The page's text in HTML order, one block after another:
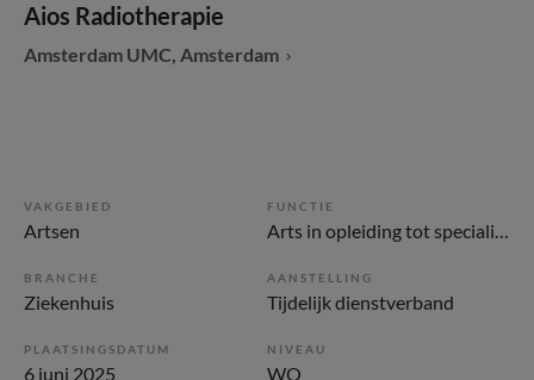
Aios Radiotherapie
Amsterdam UMC, Amsterdam
VAKGEBIED
Artsen
FUNCTIE
Arts in opleiding tot specialist (AIOS)
BRANCHE
Ziekenhuis
AANSTELLING
Tijdelijk dienstverband
PLAATSINGSDATUM
6 juni 2025
NIVEAU
WO